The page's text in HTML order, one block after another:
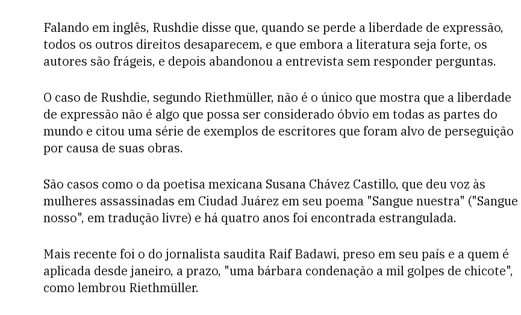
Falando em inglês, Rushdie disse que, quando se perde a liberdade de expressão,
todos os outros direitos desaparecem, e que embora a literatura seja forte, os
autores são frágeis, e depois abandonou a entrevista sem responder perguntas.
O caso de Rushdie, segundo Riethmüller, não é o único que mostra que a liberdade
de expressão não é algo que possa ser considerado óbvio em todas as partes do
mundo e citou uma série de exemplos de escritores que foram alvo de perseguição
por causa de suas obras.
São casos como o da poetisa mexicana Susana Chávez Castillo, que deu voz às
mulheres assassinadas em Ciudad Juárez em seu poema "Sangue nuestra" ("Sangue
nosso", em tradução livre) e há quatro anos foi encontrada estrangulada.
Mais recente foi o do jornalista saudita Raif Badawi, preso em seu país e a quem é
aplicada desde janeiro, a prazo, "uma bárbara condenação a mil golpes de chicote",
como lembrou Riethmüller.